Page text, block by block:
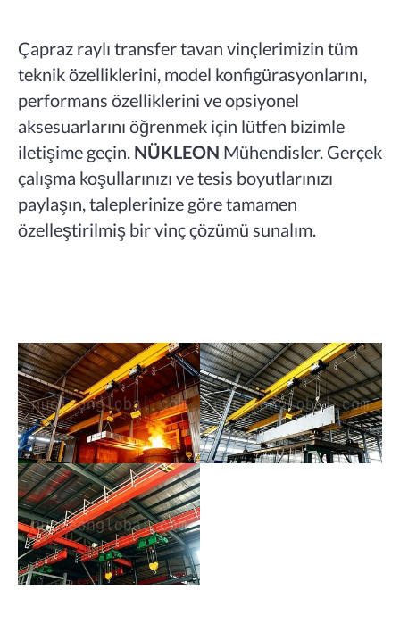
Çapraz raylı transfer tavan vinçlerimizin tüm
teknik özelliklerini, model konfigürasyonlarını,
performans özelliklerini ve opsiyonel
aksesuarlarını öğrenmek için lütfen bizimle
iletişime geçin. NÜKLEON Mühendisler. Gerçek
çalışma koşullarınızı ve tesis boyutlarınızı
paylaşın, taleplerinize göre tamamen
özelleştirilmiş bir vinç çözümü sunalım.